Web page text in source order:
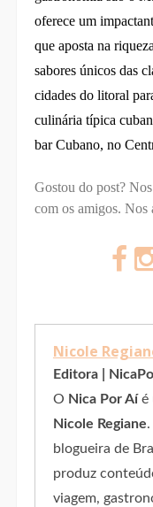
oferece um
que aposta na
sabores únicos das
cidades do litoral
culinária típica
bar Cubano, no
Gostou do post?
com os amigos. Nos
Nicole
Editora |
O Nica Por Aíé
Nicole Regiane
blogueira de
produz
viagem,